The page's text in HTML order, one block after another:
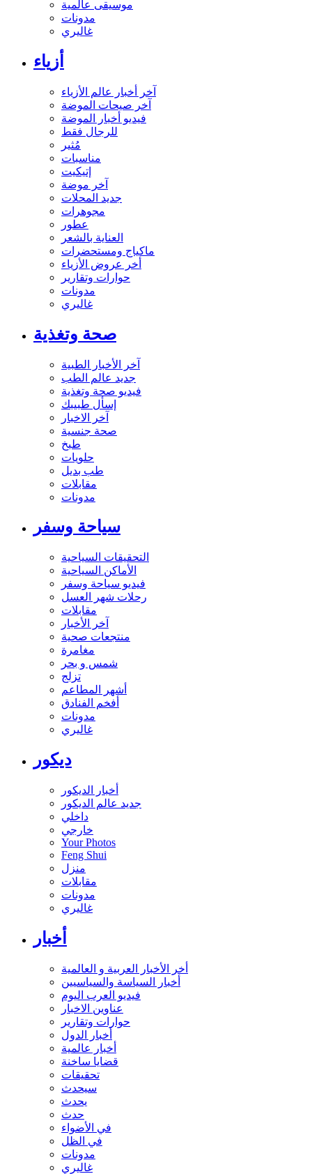
موسيقى عالمية
مدونات
غاليري
أزياء
آخر أخبار عالم الأزياء
آخر صيحات الموضة
فيديو أخبار الموضة
للرجال فقط
مُثير
مناسبات
إتيكيت
آخر موضة
جديد المحلات
مجوهرات
عطور
العناية بالشعر
ماكياج ومستحضرات
أخر عروض الأزياء
حوارات وتقارير
مدونات
غاليري
صحة وتغذية
آخر الأخبار الطبية
جديد عالم الطب
فيديو صحة وتغذية
إسأل طبيبك
آخر الاخبار
صحة جنسية
طبخ
حلويات
طب بديل
مقابلات
مدونات
سياحة وسفر
التحقيقات السياحية
الأماكن السياحية
فيديو سياحة وسفر
رحلات شهر العسل
مقابلات
آخر الأخبار
منتجعات صحية
مغامرة
شمس و بحر
تزلج
أشهر المطاعم
أفخم الفنادق
مدونات
غاليري
ديكور
أخبار الديكور
جديد عالم الديكور
داخلي
خارجي
Your Photos
Feng Shui
منزل
مقابلات
مدونات
غاليري
أخبار
أخر الأخبار العربية و العالمية
أخبار السياسة والسياسيين
فيديو العرب اليوم
عناوين الاخبار
حوارات وتقارير
أخبار الدول
أخبار عالمية
قضايا ساخنة
تحقيقات
سيحدث
يحدث
حدث
في الأضواء
في الظل
مدونات
غاليري